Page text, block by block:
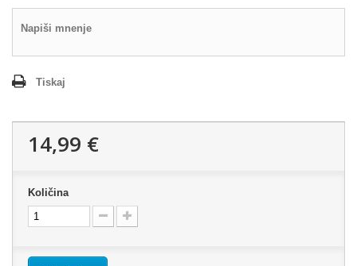
Napiši mnenje
Tiskaj
14,99 €
Količina